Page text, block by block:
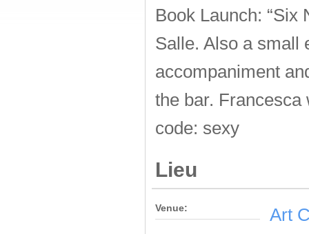
Book Launch: “Six
Salle. Also a small
accompaniment
the bar. Francesca
code: sexy
Lieu
Venue: Art